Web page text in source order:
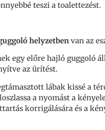
teszi a toalettezést.
helyzetben van az
egy előre hajló guggoló
az ürítést.
lábak kissé a
a nyomást a
korrigálására és a